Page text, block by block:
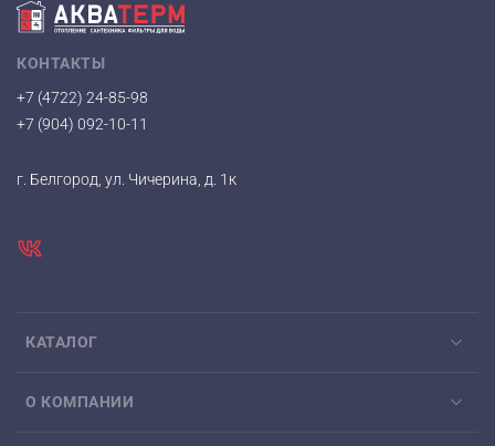
КАТАЛОГ
О КОМПАНИИ
КОНТАКТЫ
+7 (4722) 24-85-98
+7 (904) 092-10-11
г. Белгород, ул. Чичерина, д. 1к